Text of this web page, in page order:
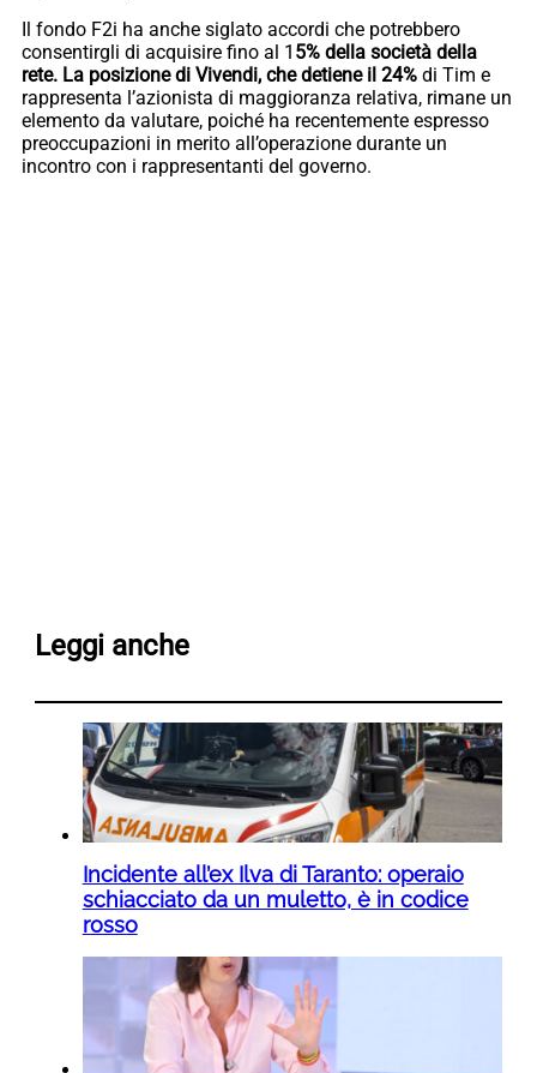
Il fondo F2i ha anche siglato accordi che potrebbero
consentirgli di acquisire fino al 1 5% della società della
rete. La posizione di Vivendi, che detiene il 24% di Tim e
rappresenta l’azionista di maggioranza relativa, rimane un
elemento da valutare, poiché ha recentemente espresso
preoccupazioni in merito all’operazione durante un
incontro con i rappresentanti del governo.
Leggi anche
Incidente all’ex Ilva di Taranto: operaio
schiacciato da un muletto, è in codice
rosso